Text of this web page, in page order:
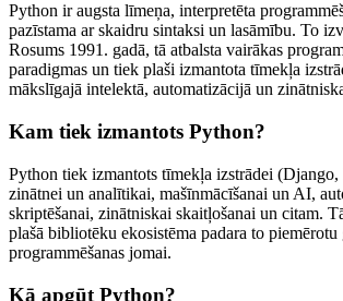
Python ir augsta līmeņa, interpretēta
pazīstama ar skaidru sintaksi un lasāmību. To
Rosums 1991. gadā, tā atbalsta vairākas
paradigmas un tiek plaši izmantota tīmekļa
mākslīgajā intelektā, automatizācijā un
Kam tiek izmantots Python?
Python tiek izmantots tīmekļa izstrādei (Django,
zinātnei un analītikai, mašīnmācīšanai un AI,
skriptēšanai, zinātniskai skaitļošanai un citam.
plašā bibliotēku ekosistēma padara to
programmēšanas jomai.
Kā apgūt Python?